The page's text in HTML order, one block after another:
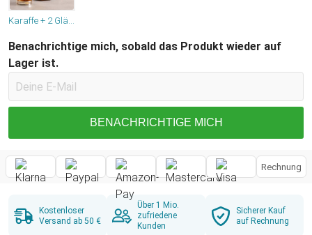
Karaffe + 2 Gläser
Benachrichtige mich, sobald das Produkt wieder auf
Lager ist.
BENACHRICHTIGE MICH
Rechnung
Kostenloser
Versand ab 50 €
Über 1 Mio.
zufriedene
Kunden
Sicherer Kauf
auf Rechnung